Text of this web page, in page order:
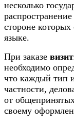
несколько
стороне
языке.
При заказе
необходимо
что каждый тип
частности,
от общепринятых
своему